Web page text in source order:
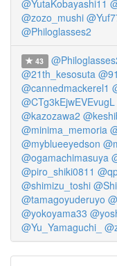
@YutaKobayashi11
@zozo_mushi
@Philoglasses2
43
@21th_kesosuta
@cannedmackerel1
@CTg3kEjwEVEvugL
@kazozawa2
@minima_memoria
@myblueeyedson
@ogamachimasuya
@piro_shiki0811
@shimizu_toshi
@tamagoyuderuyo
@yokoyama33
@Yu_Yamaguchi_